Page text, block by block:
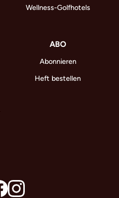
Wellness-Golfhotels
ABO
Abonnieren
Heft bestellen